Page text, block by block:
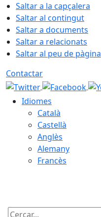
Saltar a la capçalera
Saltar al contingut
Saltar a documents
Saltar a relacionats
Saltar al peu de pàgina
Contactar
Idiomes
Català
Castellà
Anglès
Alemany
Francès